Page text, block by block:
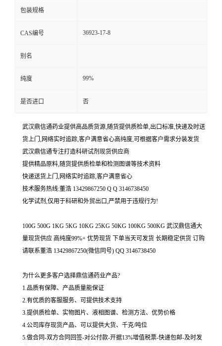
包装规格
CAS编号 36923-17-8
别名
纯度 99%
是否进口 否
武汉鼎信通药业提供高品质货源,随货提供质检单,出口标准,快递及时送
货上门,网络实时追踪,客户满意省心高纯度,可根据客户需求分装发货
武汉鼎信通专注打造科研试剂现货供应商
提供精品原料,随货提供质检单和检测图谱等技术资料
快递送货上门,网络实时追踪,客户满意省心
技术服务热线:董浩 13429867250 Q Q 3146738450
化学试剂,仅用于科研和外贸出口,严禁用于违规行为!
100G 500G 1KG 5KG 10KG 25KG 50KG 100KG 500KG 武汉鼎信通大
量现货供应 高纯度99%+ 优势现货 下单当天可发货 长期稳定供货 订购
请联系董浩 13429867250(微信同号) QQ 3146738450
为什么更多客户选择鼎信通药业产品?
1.品质有保障、产品质量能保证
2.有优质的客服服务、可提供技术支持
3.提供质检单、实物图片、液相图谱、检测方法、优势价格
4.公司库存现货产品、可以提供大货、千克/吨位
5.做合同-双方合同回签-对公付款-开据13%增值税票-快递包邮-及时发